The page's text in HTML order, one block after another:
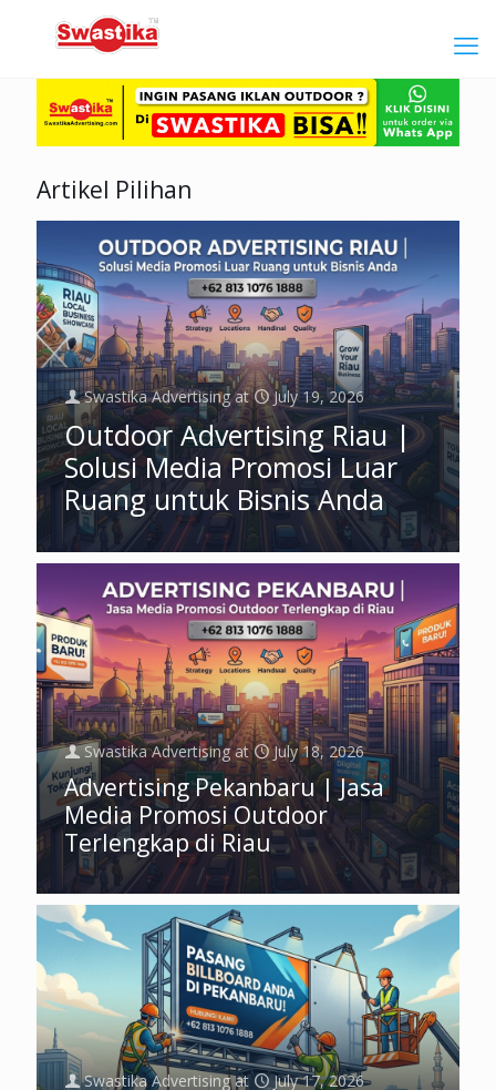
Artikel Pilihan
Swastika Advertising at July 19, 2026
Outdoor Advertising Riau |
Solusi Media Promosi Luar
Ruang untuk Bisnis Anda
Swastika Advertising at July 18, 2026
Advertising Pekanbaru | Jasa
Media Promosi Outdoor
Terlengkap di Riau
Swastika Advertising at July 17, 2026